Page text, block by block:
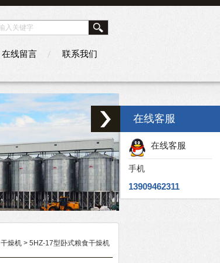
在线留言 联系我们
干燥机 > 5HZ-17型卧式粮食干燥机
在线客服
在线客服
手机
13909462311